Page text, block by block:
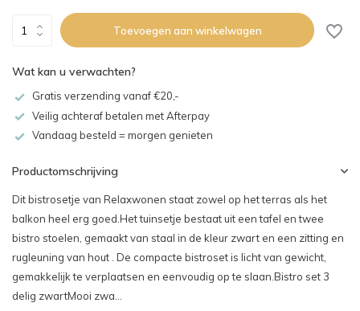
Toevoegen aan winkelwagen
Wat kan u verwachten?
Gratis verzending vanaf €20,-
Veilig achteraf betalen met Afterpay
Vandaag besteld = morgen genieten
Productomschrijving
Dit bistrosetje van Relaxwonen staat zowel op het terras als het
balkon heel erg goed.Het tuinsetje bestaat uit een tafel en twee
bistro stoelen, gemaakt van staal in de kleur zwart en een zitting en
rugleuning van hout . De compacte bistroset is licht van gewicht,
gemakkelijk te verplaatsen en eenvoudig op te slaan.Bistro set 3
delig zwartMooi zwa...